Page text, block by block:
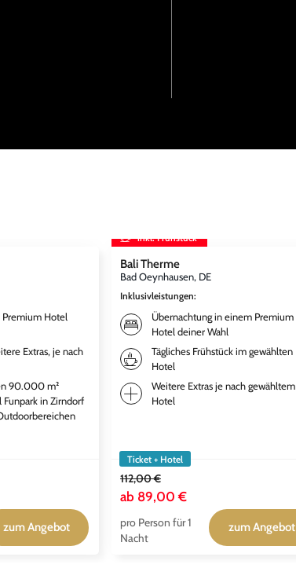
Hotel
Extras, je nach
90.000 m²
in Zirndorf
zum Angebot
inkl. Frühstück
Bali Therme
Bad Oeynhausen, DE
Inklusivleistungen:
Übernachtung in einem Premium
Hotel deiner Wahl
Tägliches Frühstück im gewählten
Hotel
Weitere Extras je nach gewähltem
Hotel
Ticket + Hotel
112,00 €
ab 89,00 €
pro Person für 1
Nacht
zum Angebot